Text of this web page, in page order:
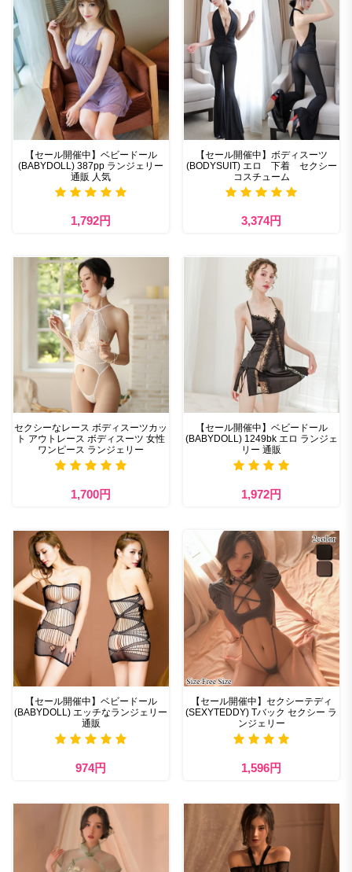
【セール開催中】ベビードール
(BABYDOLL) 387pp ランジェリー
通販 人気
1,792円
【セール開催中】ボディスーツ
(BODYSUIT) エロ 下着 セクシー
コスチューム
3,374円
セクシーなレース ボディスーツカッ
ト アウトレース ボディスーツ 女性
ワンピース ランジェリー
1,700円
【セール開催中】ベビードール
(BABYDOLL) 1249bk エロ ランジェ
リー 通販
1,972円
【セール開催中】ベビードール
(BABYDOLL) エッチなランジェリー
通販
974円
【セール開催中】セクシーテディ
(SEXYTEDDY) Tバック セクシー ラ
ンジェリー
1,596円